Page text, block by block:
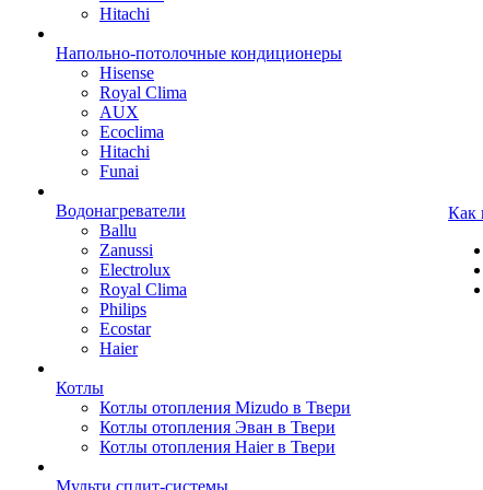
Hitachi
Напольно-потолочные кондиционеры
Hisense
Royal Clima
AUX
Ecoclima
Hitachi
Funai
Водонагреватели
Ballu
Zanussi
Electrolux
Royal Clima
Philips
Ecostar
Haier
Котлы
Котлы отопления Mizudo в Твери
Котлы отопления Эван в Твери
Котлы отопления Haier в Твери
Мульти сплит-системы
Как